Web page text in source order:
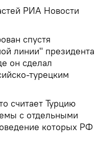
РИА Новости
спустя
линии" президента
он сделал
турецким
считает Турцию
с отдельными
которых РФ